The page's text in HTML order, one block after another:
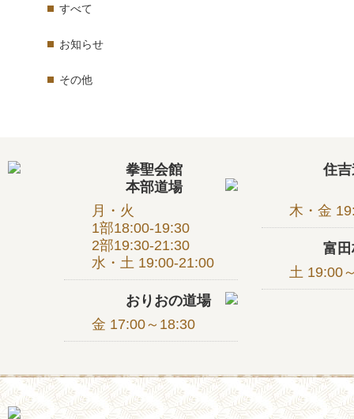
すべて
お知らせ
その他
拳聖会館
本部道場
月・火
1部18:00-19:30
2部19:30-21:30
水・土 19:00-21:00
おりおの道場
金 17:00～18:30
住
木・金
富
土 19:00